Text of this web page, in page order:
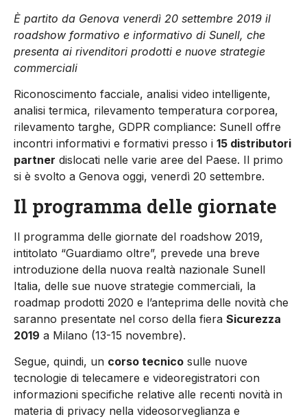
È partito da Genova venerdì 20 settembre 2019 il
roadshow formativo e informativo di Sunell, che
presenta ai rivenditori prodotti e nuove strategie
commerciali
Riconoscimento facciale, analisi video intelligente,
analisi termica, rilevamento temperatura corporea,
rilevamento targhe, GDPR compliance: Sunell offre
incontri informativi e formativi presso i 15 distributori
partner dislocati nelle varie aree del Paese. Il primo
si è svolto a Genova oggi, venerdì 20 settembre.
Il programma delle giornate
Il programma delle giornate del roadshow 2019,
intitolato “Guardiamo oltre”, prevede una breve
introduzione della nuova realtà nazionale Sunell
Italia, delle sue nuove strategie commerciali, la
roadmap prodotti 2020 e l’anteprima delle novità che
saranno presentate nel corso della fiera Sicurezza
2019 a Milano (13-15 novembre).
Segue, quindi, un corso tecnico sulle nuove
tecnologie di telecamere e videoregistratori con
informazioni specifiche relative alle recenti novità in
materia di privacy nella videosorveglianza e